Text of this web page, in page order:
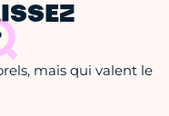
mais qui valent le